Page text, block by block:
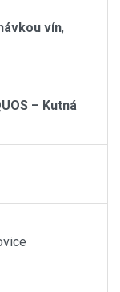
vín,
– Kutná